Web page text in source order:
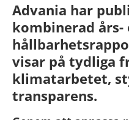
Advania har
kombinerad års-
visar på tydliga
klimatarbetet,
transparens.